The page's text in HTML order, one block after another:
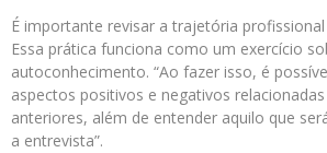
É importante revisar a trajetória
Essa prática funciona como um exercício
autoconhecimento. “Ao fazer isso, é
aspectos positivos e negativos
anteriores, além de entender aquilo que
a entrevista”.